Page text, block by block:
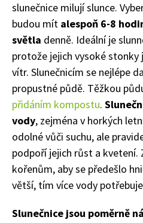
slunečnice milují slunce.
budou mít alespoň 6-8
světla denně. Ideální je
protože jejich vysoké stonky
vítr. Slunečnicím se nejlépe
propustné půdě. Těžkou
přidáním kompostu.
vody, zejména v horkých
odolné vůči suchu, ale
podpoří jejich růst a kvetení.
kořenům, aby se předešlo
větší, tím více vody
Slunečnice jsou poměrně